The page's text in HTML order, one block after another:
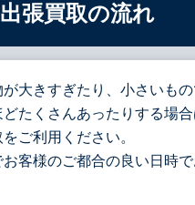
出張買取の流れ
大きすぎたり、小さいも
たくさんあったりする場合
ご利用ください。
客様のご都合の良い日時